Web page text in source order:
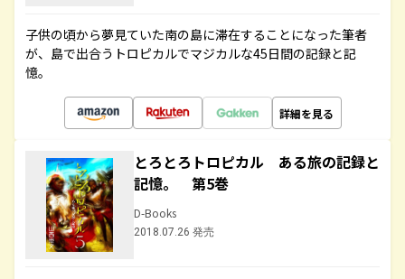
子供の頃から夢見ていた南の島に滞在することになった筆者
が、島で出合うトロピカルでマジカルな45日間の記録と記
憶。
詳細を見る
とろとろトロピカル ある旅の記録と
記憶。 第5巻
D-Books
2018.07.26 発売